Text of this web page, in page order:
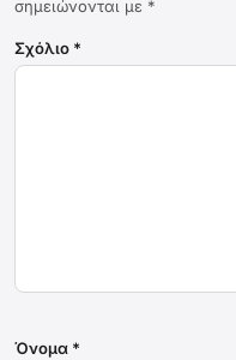
σημειώνονται με *
Σχόλιο *
Όνομα *